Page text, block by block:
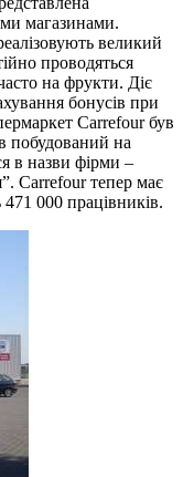
магазинами.
великий
проводяться
на фрукти. Діє
бонусів при
Carrefour був
побудований на
в назви фірми –
Carrefour тепер має
000 працівників.